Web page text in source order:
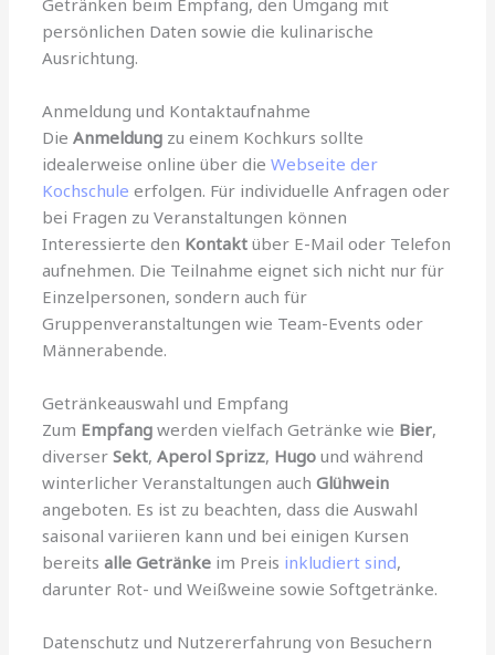
persönlichen Daten sowie die kulinarische
Ausrichtung.
Anmeldung und Kontaktaufnahme
DieAnmeldung zu einem Kochkurs sollte
idealerweise online über dieWebseite der
Kochschule erfolgen. Für individuelle Anfragen oder
bei Fragen zu Veranstaltungen können
Interessierte den Kontakt über E-Mail oder Telefon
aufnehmen. Die Teilnahme eignet sich nicht nur für
Einzelpersonen, sondern auch für
Gruppenveranstaltungen wie Team-Events oder
Männerabende.
Getränkeauswahl und Empfang
Zum Empfang werden vielfach Getränke wie Bier,
diverserSekt,Aperol Sprizz, Hugo und während
winterlicher Veranstaltungen auchGlühwein
angeboten. Es ist zu beachten, dass die Auswahl
saisonal variieren kann und bei einigen Kursen
bereitsalle Getränke im Preis inkludiert sind,
darunter Rot- und Weißweine sowie Softgetränke.
Datenschutz und Nutzererfahrung von Besuchern